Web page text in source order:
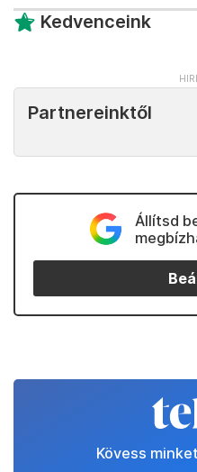
Kedvenceink
Partnereinktől
Állítsd
Kövess